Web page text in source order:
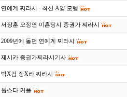
연예계 찌라시 - 최신 A양 모텔
서장훈 오정연 이혼당시 증권가 찌라시
2009년에 돌던 연예계 찌라시
제시카 증권가찌라시기사
박X검 장X라 찌라시
톱스타 커플